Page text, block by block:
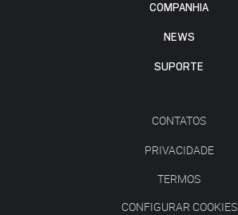
COMPANHIA
NEWS
SUPORTE
CONTATOS
PRIVACIDADE
TERMOS
CONFIGURAR COOKIES